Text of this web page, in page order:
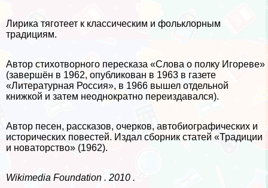
Лирика тяготеет к классическим и фольклорным
традициям.
Автор стихотворного пересказа «Слова о полку Игореве»
(завершён в 1962, опубликован в 1963 в газете
«Литературная Россия», в 1966 вышел отдельной
книжкой и затем неоднократно переиздавался).
Автор песен, рассказов, очерков, автобиографических и
исторических повестей. Издал сборник статей «Традиции
и новаторство» (1962).
Wikimedia Foundation . 2010 .